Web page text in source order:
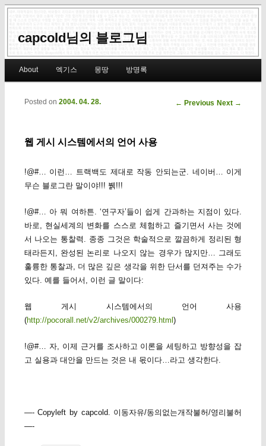
capcold님의 블로그님
Skip to primary content
Skip to secondary content
About 엑기스 몽땅 방명록
Post navigation
← Previous Next →
웹 게시 시스템에서의 언어 사용
Posted on 2004. 04. 28.
!@#… 이런… 트랙백도 제대로 작동 안되는군. 네이버… 이게
무슨 블로그란 말이야!!! 뷁!!!
!@#… 아 뭐 여하튼. ‘연구자’들이 쉽게 간과하는 지점이 있다.
바로, 현실세계의 변화를 스스로 체험하고 즐기면서 사는 것에
서 나오는 통찰력. 종종 그것은 학술적으로 깔끔하게 정리된 형
태라든지, 완성된 논리로 나오지 않는 경우가 많지만… 그래도
훌륭한 통찰과, 더 많은 깊은 생각을 위한 단서를 던져주는 수가
있다. 예를 들어서, 이런 글 말이다:
웹 게시 시스템에서의 언어 사용
(http://pocorall.net/v2/archives/000279.html )
!@#… 자, 이제 근거를 조사하고 이론을 세팅하고 방향성을 잡
고 실용과 대안을 만드는 것은 내 몫이다…라고 생각한다.
—- Copyleft by capcold. 이동자유/동의없는개작불허/영리불허
—-